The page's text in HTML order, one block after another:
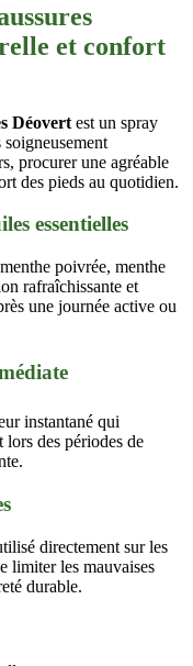
et confort
Déovert est un spray
procurer une agréable
des pieds au quotidien.
essentielles
poivrée, menthe
rafraîchissante et
une journée active ou
instantané qui
des périodes de
directement sur les
limiter les mauvaises
durable.